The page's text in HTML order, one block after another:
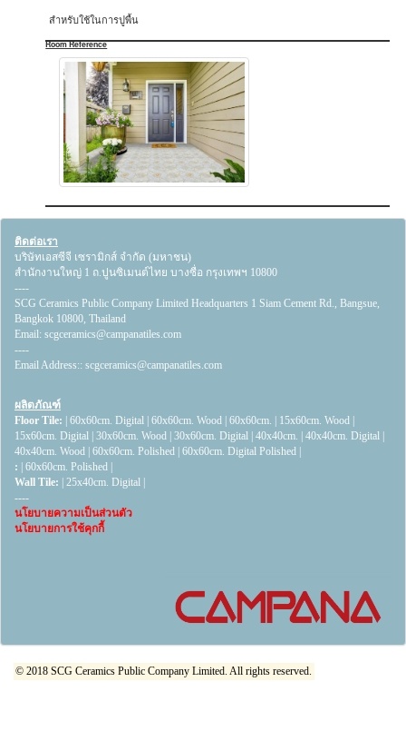
สำหรับใช้ในการปูพื้น
Room Reference
ติดต่อเรา
บริษัทเอสซีจี เซรามิกส์ จำกัด (มหาชน)
สำนักงานใหญ่ 1 ถ.ปูนซิเมนต์ไทย บางซื่อ กรุงเทพฯ 10800
----
SCG Ceramics Public Company Limited Headquarters 1 Siam Cement Rd., Bangsue,
Bangkok 10800, Thailand
Email: scgceramics@campanatiles.com
----
Email Address:: scgceramics@campanatiles.com
ผลิตภัณฑ์
Floor Tile: | 60x60cm. Digital | 60x60cm. Wood | 60x60cm. | 15x60cm. Wood |
15x60cm. Digital | 30x60cm. Wood | 30x60cm. Digital | 40x40cm. | 40x40cm. Digital |
40x40cm. Wood | 60x60cm. Polished | 60x60cm. Digital Polished |
: | 60x60cm. Polished |
Wall Tile: | 25x40cm. Digital |
----
นโยบายความเป็นส่วนตัว
นโยบายการใช้คุกกี้
© 2018 SCG Ceramics Public Company Limited. All rights reserved.